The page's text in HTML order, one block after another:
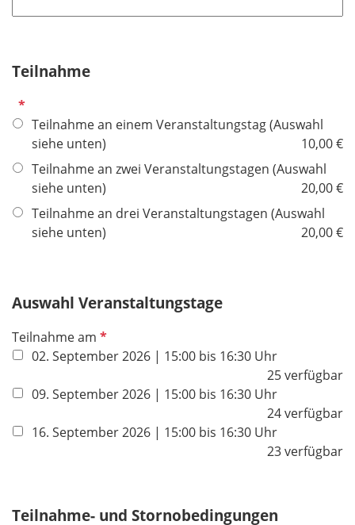
t
l h
e
l
d
Teilnahme
P
f
i
t
d
Teilnahme an einem Veranstaltungstag (Auswahl
siehe unten)
10,00 €
Teilnahme an zwei Veranstaltungstagen (Auswahl
siehe unten)
20,00 €
Teilnahme an drei Veranstaltungstagen (Auswahl
siehe unten)
20,00 €
Auswahl Veranstaltungstage
Teilnahme am P
f
i
h
02. September 2026 | 15:00 bis 16:30 Uhr
25 verfügbar
09. September 2026 | 15:00 bis 16:30 Uhr
24 verfügbar
16. September 2026 | 15:00 bis 16:30 Uhr
23 verfügbar
Teilnahme- und Stornobedingungen